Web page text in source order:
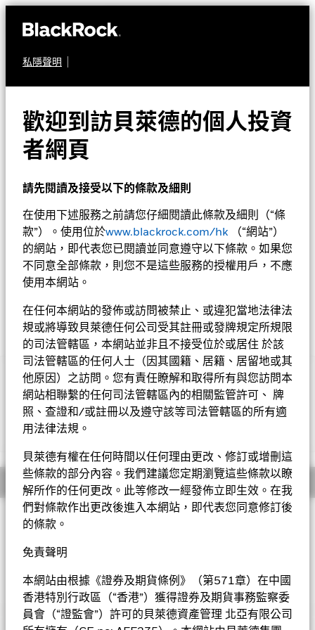
私隱聲明
歡迎到訪貝萊德的個人投資
者網頁
請先閱讀及接受以下的條款及細則
在使用下述服務之前請您仔細閱讀此條款及細則（“條
款”）。使用位於www.blackrock.com/hk （“網站”）
的網站，即代表您已閱讀並同意遵守以下條款。如果您
不同意全部條款，則您不是這些服務的授權用戶，不應
使用本網站。
在任何本網站的發佈或訪問被禁止、或違犯當地法律法
規或將導致貝萊德任何公司受其註冊或發牌規定所規限
的司法管轄區，本網站並非且不接受位於或居住 於該
司法管轄區的任何人士（因其國籍、居籍、居留地或其
他原因）之訪問。您有責任瞭解和取得所有與您訪問本
網站相聯繫的任何司法管轄區內的相關監管許可、 牌
照、查證和/或註冊以及遵守該等司法管轄區的所有適
用法律法規。
貝萊德有權在任何時間以任何理由更改、修訂或增刪這
些條款的部分內容。我們建議您定期瀏覽這些條款以瞭
解所作的任何更改。此等修改一經發佈立即生效。在我
們對條款作出更改後進入本網站，即代表您同意修訂後
的條款。
免責聲明
本網站由根據《證券及期貨條例》（第571章）在中國
香港特別行政區（“香港”）獲得證券及期貨事務監察委
員會（“證監會”）許可的貝萊德資產管理 北亞有限公司
股票
貝萊德歐洲股票入息基
金
淨值截至 2026年8月5日
RMB 122.92
52週波幅 109.94 - 124.61
重要提示:
• 基金投資於股票，較大的股票價值波動可招致重大虧損。基金
賺取收入的投資策略或會減低基金資本增長的潛力以及將來的收
入。基金投資集中於歐洲，因此與較廣泛的投資相比，其波動性或
會較高。
• 基金需承受貨幣匯率風險、新興市場風險、對外資限制的風
險、小型公司的波動性及流動性風險、或然可換股債券風險及包括
人民幣計值類別的貨幣兌換風險。
•3(G)、4(G)和5(G) 股份類別在未扣除開支之下派付股息。6股份
類別在未扣除開支之下派付股息，此股份類別亦會在基金董事酌情
決定下從資本派付股息。
股份類別貨幣對沖引起的息差派付股息。息差虧損或會減少派付的
然而，這些股份實際上可能從資本派付股息，可能相等於投資者獲
得部分原投資額回報或資本收益。所有宣派股息均會導致股份於除
息日的每股資產淨值即時減少。
• 基金可運用衍生工具作對沖及投資用途。然而，不會廣泛用作
概要
投資目標
資獲取高於平均的收益為目標。基金將不少 於70%的總資產投資
貝萊德歐洲股票入息基金